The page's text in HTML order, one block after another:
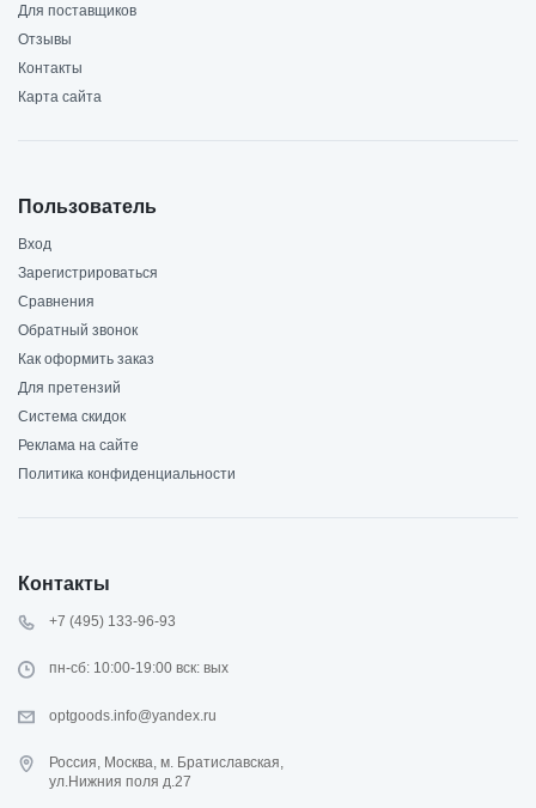
Для поставщиков
Отзывы
Контакты
Карта сайта
Пользователь
Вход
Зарегистрироваться
Сравнения
Обратный звонок
Как оформить заказ
Для претензий
Система скидок
Реклама на сайте
Политика конфиденциальности
Контакты
+7 (495) 133-96-93
пн-сб: 10:00-19:00 вск: вых
optgoods.info@yandex.ru
Россия, Москва, м. Братиславская,
ул.Нижния поля д.27